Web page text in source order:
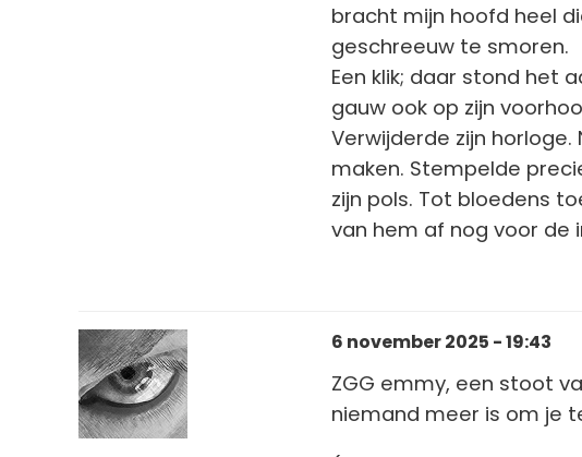
bracht mijn hoofd heel
geschreeuw te smoren.
Een klik; daar stond het
gauw ook op zijn
Verwijderde zijn
maken. Stempelde
zijn pols. Tot bloedens
van hem af nog voor de
6 november 2025 - 19:43
ZGG emmy, een stoot
niemand meer is om je